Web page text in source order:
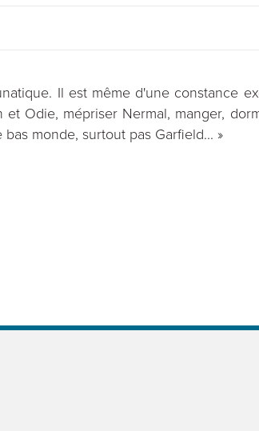
Il est même d'une constance
Odie, mépriser Nermal, manger,
monde, surtout pas Garfield... »